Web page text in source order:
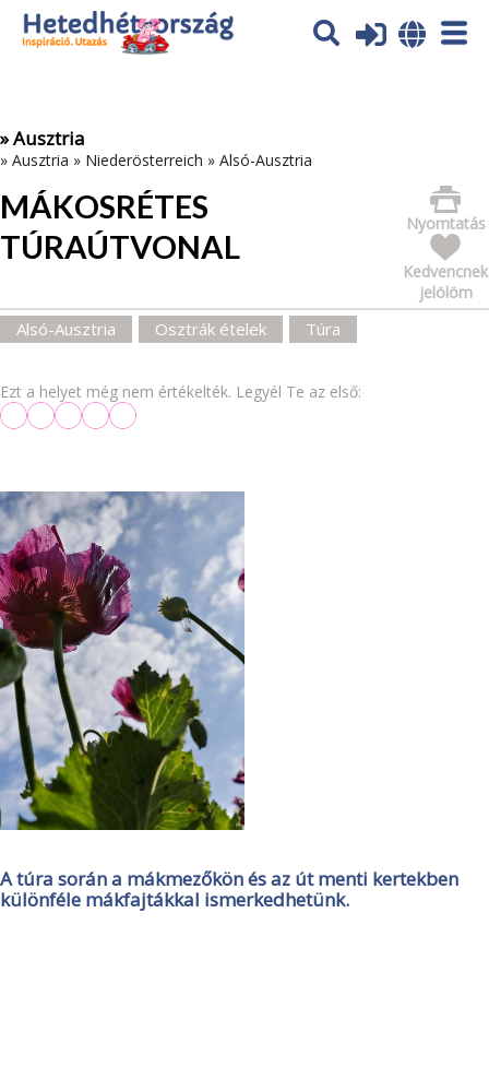
Az oldal sütiket (cookies) használ. További tájékoztatás itt:
Adatvédelmi tájékoztató
» Ausztria
» Ausztria » Niederösterreich » Alsó-Ausztria
MÁKOSRÉTES
TÚRAÚTVONAL
Nyomtatás
Kedvencnek
jelölöm
Alsó-Ausztria Osztrák ételek Túra
Ezt a helyet még nem értékelték. Legyél Te az első:
A túra során a mákmezőkön és az út menti kertekben
különféle mákfajtákkal ismerkedhetünk.